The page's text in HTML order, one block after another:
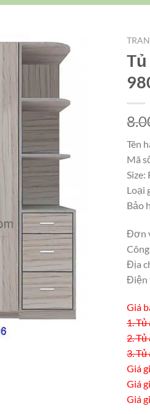
Tủ
Tên
Mã
Size:
Loại
Bảo
Đơn
Địa
Điện
Giá
1. Tủ
2. Tủ
3. Tủ
Giá
Giá
Giá